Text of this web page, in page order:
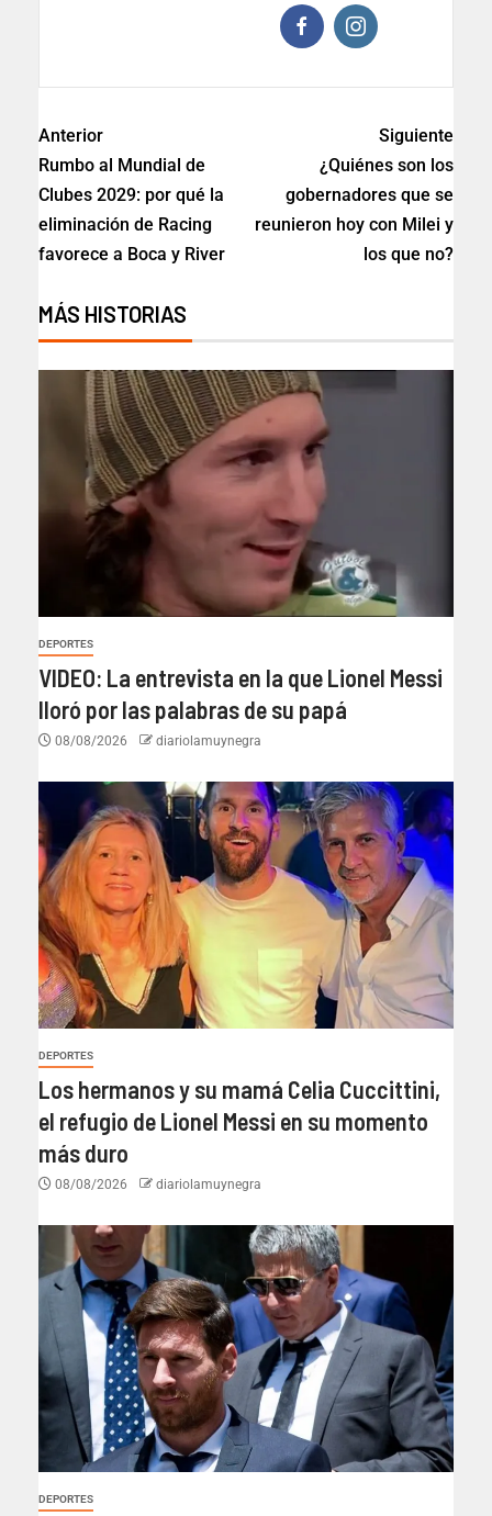
Anterior
Rumbo al Mundial de
Clubes 2029: por qué la
eliminación de Racing
favorece a Boca y River
Siguiente
¿Quiénes son los
gobernadores que se
reunieron hoy con Milei y
los que no?
MÁS HISTORIAS
DEPORTES
VIDEO: La entrevista en la que Lionel Messi
lloró por las palabras de su papá
08/08/2026 diariolamuynegra
DEPORTES
Los hermanos y su mamá Celia Cuccittini,
el refugio de Lionel Messi en su momento
más duro
08/08/2026 diariolamuynegra
DEPORTES